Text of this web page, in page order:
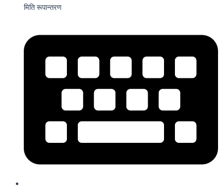
मिति रूपान्तरण